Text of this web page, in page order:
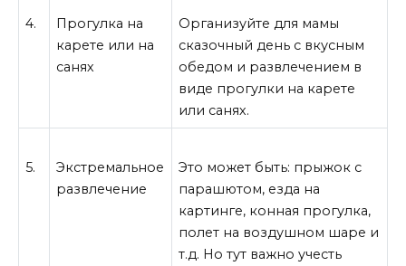
4.
Прогулка на
карете или на
санях
Организуйте для мамы
сказочный день с вкусным
обедом и развлечением в
виде прогулки на карете
или санях.
5.
Экстремальное
развлечение
Это может быть: прыжок с
парашютом, езда на
картинге, конная прогулка,
полет на воздушном шаре и
т.д. Но тут важно учесть